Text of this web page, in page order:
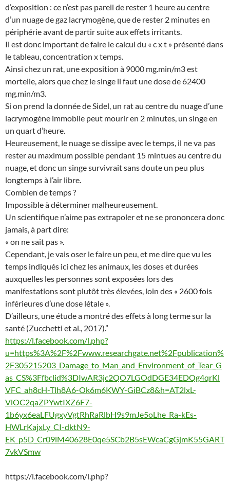
d’exposition : ce n’est pas pareil de rester 1 heure au centre
d’un nuage de gaz lacrymogène, que de rester 2 minutes en
périphérie avant de partir suite aux effets irritants.
Il est donc important de faire le calcul du « c x t » présenté dans
le tableau, concentration x temps.
Ainsi chez un rat, une exposition à 9000 mg.min/m3 est
mortelle, alors que chez le singe il faut une dose de 62400
mg.min/m3.
Si on prend la donnée de Sidel, un rat au centre du nuage d’une
lacrymogène immobile peut mourir en 2 minutes, un singe en
un quart d’heure.
Heureusement, le nuage se dissipe avec le temps, il ne va pas
rester au maximum possible pendant 15 mintues au centre du
nuage, et donc un singe survivrait sans doute un peu plus
longtemps à l’air libre.
Combien de temps ?
Impossible à déterminer malheureusement.
Un scientifique n’aime pas extrapoler et ne se prononcera donc
jamais, à part dire:
« on ne sait pas ».
Cependant, je vais oser le faire un peu, et me dire que vu les
temps indiqués ici chez les animaux, les doses et durées
auxquelles les personnes sont exposées lors des
manifestations sont plutôt très élevées, loin des « 2600 fois
inférieures d’une dose létale ».
D’ailleurs, une étude a montré des effets à long terme sur la
santé (Zucchetti et al., 2017).”
https://l.facebook.com/l.php?
u=https%3A%2F%2Fwww.researchgate.net%2Fpublication%
2F305215203_Damage_to_Man_and_Environment_of_Tear_G
as_CS%3Ffbclid%3DIwAR3jc2QO7LGOdDGE34EDQg4qrKl
VFC_ah8cH-Tlh8A6-Ok6m6KWY-GiBCz8&h=AT2lxL-
ViOC2qaZPYwtIXZ6F7-
1b6yx6eaLFUgxyVgtRhRaRlbH9s9mJe5oLhe_Ra-kEs-
HWLrKajxLy_CI-dktN9-
EK_p5D_Cr09lM40628E0qe5SCb2B5sEWcaCgGjmK55GART
7vkVSmw
https://l.facebook.com/l.php?